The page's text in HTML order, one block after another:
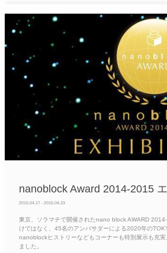
nanoblock Award 2014-2015
2015.04.17 - 2015.04.23
東京、ソラマチで開催されたnano block AWARD
けではなく、45名のアンバサダーによる2020年の
nanoblockヒストリーなどもコーナーも特別展示も充
ました。